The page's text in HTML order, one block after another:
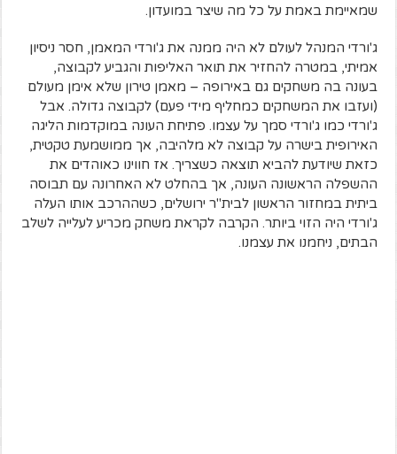
שמאיימת באמת על כל מה שיצר במועדון.
ג'ורדי המנהל לעולם לא היה ממנה את ג'ורדי המאמן, חסר ניסיון
אמיתי, במטרה להחזיר את תואר האליפות והגביע לקבוצה,
בעונה בה משחקים גם באירופה – מאמן טירון שלא אימן מעולם
(ועזבו את המשחקים כמחליף מידי פעם) לקבוצה גדולה. אבל
ג'ורדי כמו ג'ורדי סמך על עצמו. פתיחת העונה במוקדמות הליגה
האירופית בישרה על קבוצה לא מלהיבה, אך ממושמעת טקטית,
כזאת שיודעת להביא תוצאה כשצריך. אז חווינו כאוהדים את
ההשפלה הראשונה העונה, אך בהחלט לא האחרונה עם תבוסה
ביתית במחזור הראשון לבית"ר ירושלים, כשההרכב אותו העלה
ג'ורדי היה הזוי ביותר. הקרבה לקראת משחק מכריע לעלייה לשלב
הבתים, ניחמנו את עצמנו.